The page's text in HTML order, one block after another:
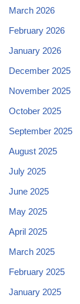
March 2026
February 2026
January 2026
December 2025
November 2025
October 2025
September 2025
August 2025
July 2025
June 2025
May 2025
April 2025
March 2025
February 2025
January 2025